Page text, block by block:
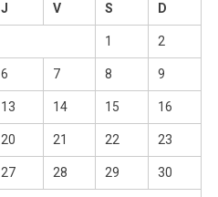
J V S D
1 2
6 7 8 9
13 14 15 16
20 21 22 23
27 28 29 30